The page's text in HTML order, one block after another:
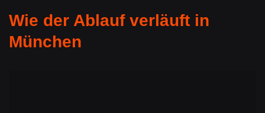
Wie der Ablauf verläuft in
München